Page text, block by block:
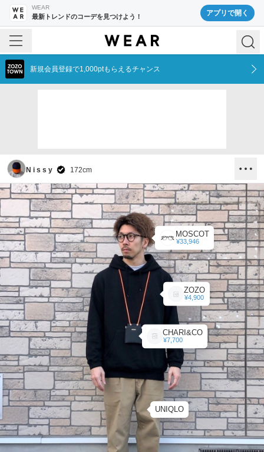
WEAR
最新トレンドのコーデを見つけよう！ アプリで開く
新規会員登録で1,000ptもらえるチャンス
N i s s y 172cm
CHARI&CO
¥7,700
ZOZO
¥4,900
UNIQLO
MOSCOT
¥33,946